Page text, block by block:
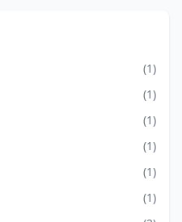
(1)
(1)
(1)
(1)
(1)
(1)